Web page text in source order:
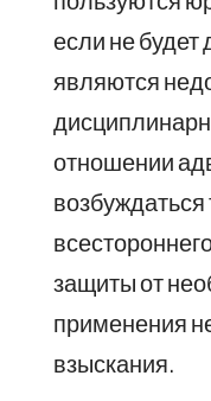
если не будет
являются
отношении
возбуждаться
защиты от
применения
взыскания.